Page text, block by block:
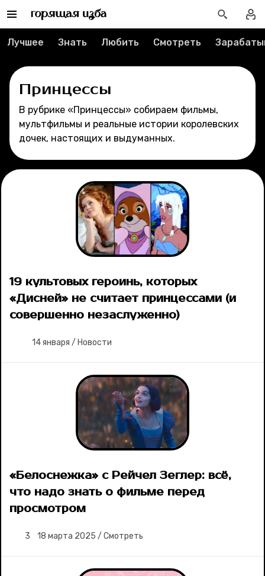
Вакансии
Контакты
О компании
Новости
Тесты
Секспросвет
Великие женщины
Ваши истории
Лучшее Знать Любить Смотреть
Принцессы
В рубрике «Принцессы» собираем фильмы,
мультфильмы и реальные истории королевских
дочек, настоящих и выдуманных.
19 культовых героинь, которых
«Дисней» не считает принцессами (и
совершенно незаслуженно)
14 января / Новости
«Белоснежка» с Рейчел Зеглер: всё,
что надо знать о фильме перед
просмотром
3 18 марта 2025 / Смотреть